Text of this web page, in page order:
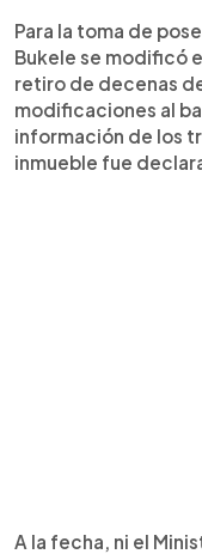
Para la toma de
Bukele se modificó
retiro de decenas
modificaciones al
información de los
inmueble fue
A la fecha, ni el